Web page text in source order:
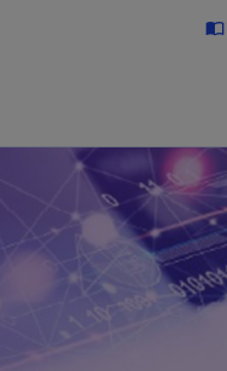
import_contacts